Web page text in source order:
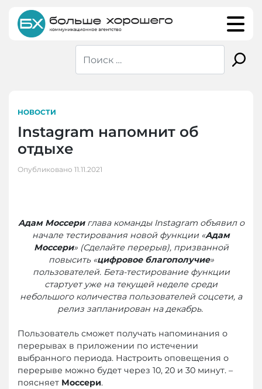
content
НОВОСТИ
Instagram напомнит об
отдыхе
Опубликовано 11.11.2021
Адам Моссериглава команды Instagram объявил о
начале тестирования новой функции «Адам
Моссери» (Сделайте перерыв), призванной
повысить «цифровое благополучие»
пользователей. Бета-тестирование функции
стартует уже на текущей неделе среди
небольшого количества пользователей соцсети, а
релиз запланирован на декабрь.
Пользователь сможет получать напоминания о
перерывах в приложении по истечении
выбранного периода. Настроить оповещения о
перерыве можно будет через 10, 20 и 30 минут. –
поясняет Моссери.